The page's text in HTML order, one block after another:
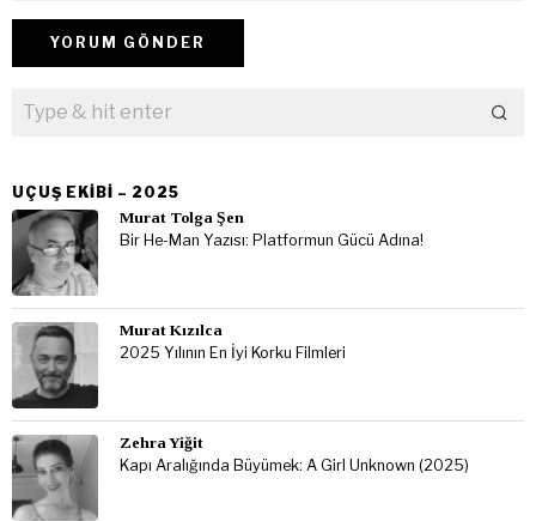
UÇUŞ EKIBI – 2025
Murat Tolga Şen
Bir He-Man Yazısı: Platformun Gücü Adına!
Murat Kızılca
2025 Yılının En İyi Korku Filmleri
Zehra Yiğit
Kapı Aralığında Büyümek: A Girl Unknown (2025)